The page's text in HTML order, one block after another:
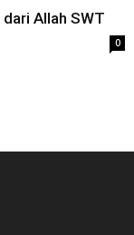
Allah SWT
0